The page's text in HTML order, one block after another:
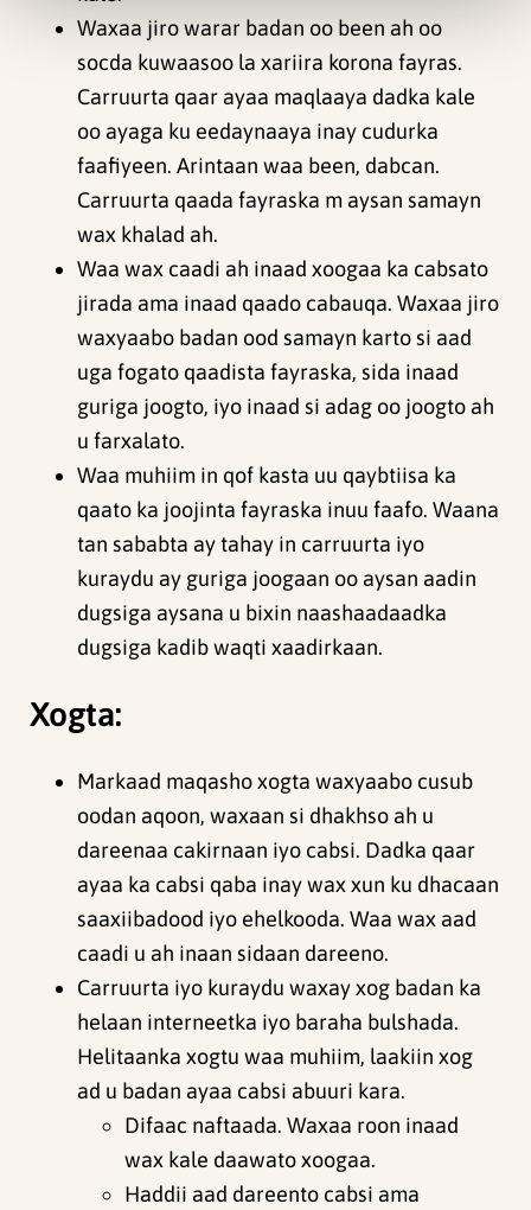
Waxaa jiro warar badan oo been ah oo
socda kuwaasoo la xariira korona fayras.
Carruurta qaar ayaa maqlaaya dadka kale
oo ayaga ku eedaynaaya inay cudurka
faafiyeen. Arintaan waa been, dabcan.
Carruurta qaada fayraska m aysan samayn
wax khalad ah.
Waa wax caadi ah inaad xoogaa ka cabsato
jirada ama inaad qaado cabauqa. Waxaa jiro
waxyaabo badan ood samayn karto si aad
uga fogato qaadista fayraska, sida inaad
guriga joogto, iyo inaad si adag oo joogto ah
u farxalato.
Waa muhiim in qof kasta uu qaybtiisa ka
qaato ka joojinta fayraska inuu faafo. Waana
tan sababta ay tahay in carruurta iyo
kuraydu ay guriga joogaan oo aysan aadin
dugsiga aysana u bixin naashaadaadka
dugsiga kadib waqti xaadirkaan.
Xogta:
Markaad maqasho xogta waxyaabo cusub
oodan aqoon, waxaan si dhakhso ah u
dareenaa cakirnaan iyo cabsi. Dadka qaar
ayaa ka cabsi qaba inay wax xun ku dhacaan
saaxiibadood iyo ehelkooda. Waa wax aad
caadi u ah inaan sidaan dareeno.
Carruurta iyo kuraydu waxay xog badan ka
helaan interneetka iyo baraha bulshada.
Helitaanka xogtu waa muhiim, laakiin xog
ad u badan ayaa cabsi abuuri kara.
Difaac naftaada. Waxaa roon inaad
wax kale daawato xoogaa.
Haddii aad dareento cabsi ama